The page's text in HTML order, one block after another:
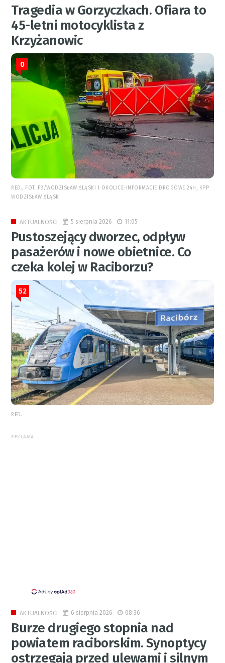
Tragedia w Gorzyczkach. Ofiara to
45-letni motocyklista z
Krzyżanowic
0
RED., FOT. FB/WODZISŁAW ŚLĄSKI I OKOLICE-INFORMACJE DROGOWE 24H, KPP
WODZISŁAW ŚLĄSKI
AKTUALNOŚCI 5 sierpnia 2026 11:05
Pustoszejący dworzec, odpływ
pasażerów i nowe obietnice. Co
czeka kolej w Raciborzu?
52
RED.
REKLAMA
AKTUALNOŚCI 6 sierpnia 2026 08:36
Burze drugiego stopnia nad
powiatem raciborskim. Synoptycy
ostrzegają przed ulewami i silnym